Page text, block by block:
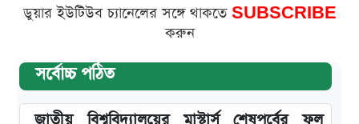
ডুয়ার ইউটিউব চ্যানেলের সঙ্গে থাকতে SUBSCRIBE
করুন
সর্বোচ্চ পঠিত